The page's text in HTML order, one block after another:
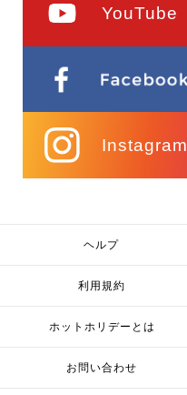
YouTube
Instagram
ヘルプ
利用規約
ホットホリデーとは
お問い合わせ